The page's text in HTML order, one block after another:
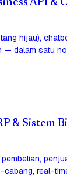
API &
hijau),
— dalam satu
& Sistem
real-